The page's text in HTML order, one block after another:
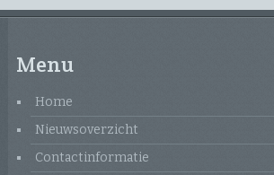
Menu
Home
Nieuwsoverzicht
Contactinformatie